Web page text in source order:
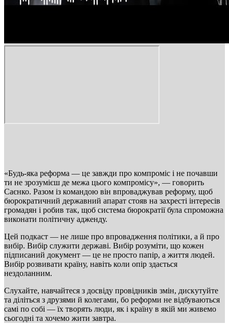
«Будь-яка реформа — це завжди про компроміс і не почавши
ти не зрозумієш де межа цього компромісу», — говорить
Саєнко. Разом із командою він впроваджував реформу, щоб
бюрократичний державний апарат стояв на захресті інтересів
громадян і робив так, щоб система бюрократії була спроможна
виконати політичну адженду.
Цей подкаст — не лише про впровадження політики, а й про
вибір. Вибір служити державі. Вибір розуміти, що кожен
підписаний документ — це не просто папір, а життя людей.
Вибір розвивати країну, навіть коли опір здається
нездоланним.
Слухайте, навчайтеся з досвіду провідників змін, дискутуйте
та діліться з друзями й колегами, бо реформи не відбуваються
самі по собі — їх творять люди, як і країну в якій ми живемо
сьогодні та хочемо жити завтра.